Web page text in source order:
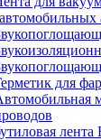
для фар
лента